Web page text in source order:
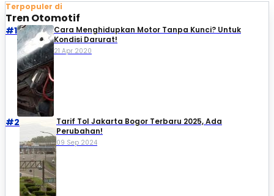
Terpopuler di
Tren Otomotif
#1
Cara Menghidupkan Motor Tanpa Kunci? Untuk
Kondisi Darurat!
21 Apr 2020
#2
Tarif Tol Jakarta Bogor Terbaru 2025, Ada
Perubahan!
09 Sep 2024